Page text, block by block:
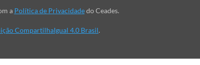
a Política de Privacidadedo Ceades.
CompartilhaIgual 4.0 Brasil.